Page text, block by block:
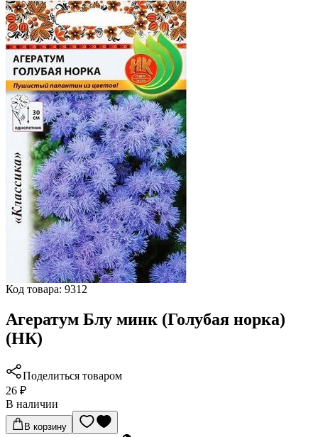
Код товара: 9312
Агератум Блу минк (Голубая норка)
(НК)
Поделиться товаром
26 ₽
В наличии
В корзину